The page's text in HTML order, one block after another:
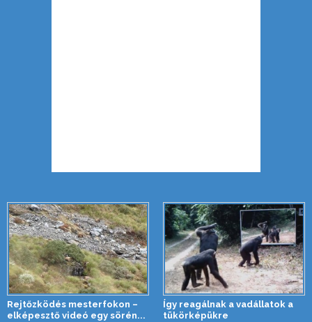
Rejtőzködés mesterfokon –
elképesztő videó egy sörén...
Így reagálnak a vadállatok a
tükörképükre